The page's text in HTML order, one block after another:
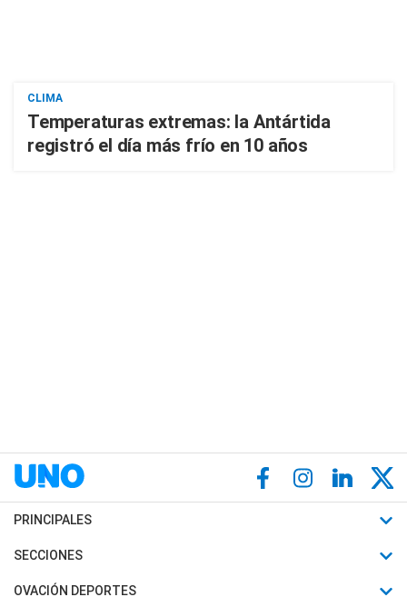
CLIMA
Temperaturas extremas: la Antártida
registró el día más frío en 10 años
PRINCIPALES
Últimas Noticias
Política
SECCIONES
Horóscopo
OVACIÓN DEPORTES